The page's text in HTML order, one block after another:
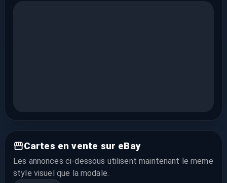
Cartes en vente sur eBay
Les annonces ci-dessous utilisent maintenant le meme
style visuel que la modale.